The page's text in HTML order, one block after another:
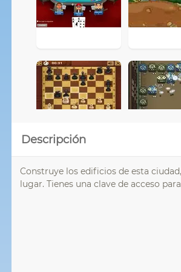
Descripción
Construye los edificios de esta
lugar. Tienes una clave de acceso